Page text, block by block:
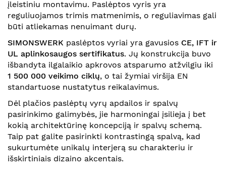
įleistiniu montavimu. Paslėptos vyris yra
reguliuojamos trimis matmenimis, o reguliavimas gali
būti atliekamas nenuimant durų.
SIMONSWERK paslėptos vyriai yra gavusios CE, IFT ir
UL aplinkosaugos sertifikatus. Jų konstrukcija buvo
išbandyta ilgalaikio apkrovos atsparumo atžvilgiu iki
1 500 000 veikimo ciklų, o tai žymiai viršija EN
standartuose nustatytus reikalavimus.
Dėl plačios paslėptų vyrų apdailos ir spalvų
pasirinkimo galimybės, jie harmoningai įsilieja į bet
kokią architektūrinę koncepciją ir spalvų schemą.
Taip pat galite pasirinkti kontrastingą spalvą, kad
sukurtumėte unikalų interjerą su charakteriu ir
išskirtiniais dizaino akcentais.